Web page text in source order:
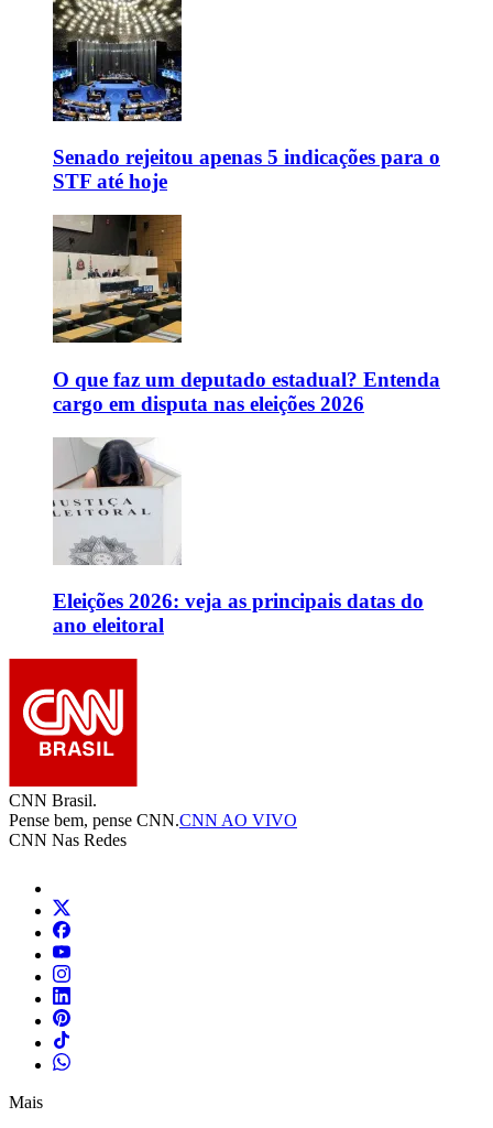
Senado rejeitou apenas 5 indicações para o
STF até hoje
O que faz um deputado estadual? Entenda
cargo em disputa nas eleições 2026
Eleições 2026: veja as principais datas do
ano eleitoral
CNN Brasil.
Pense bem, pense CNN.CNN AO VIVO
CNN Nas Redes
Mais